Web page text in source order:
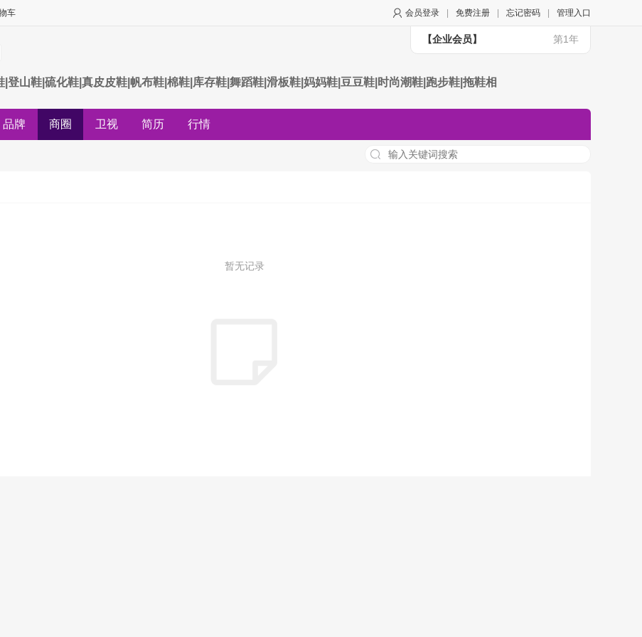
会员登录 免费注册 忘记密码 管理入口
车
【企业会员】 第1年
山鞋|硫化鞋|真皮皮鞋|帆布鞋|棉鞋|库存鞋|舞蹈鞋|滑板鞋|妈妈鞋|豆豆鞋|时尚潮鞋|跑步鞋|拖鞋相
品牌 商圈 卫视 简历 行情
暂无记录